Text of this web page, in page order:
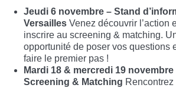
Jeudi 6 novembre – Stand
Versailles Venez découvrir l’action
inscrire au screening & matching.
opportunité de poser vos questions
faire le premier pas !
Mardi 18 & mercredi 19 novembre
Screening & Matching Rencontrez